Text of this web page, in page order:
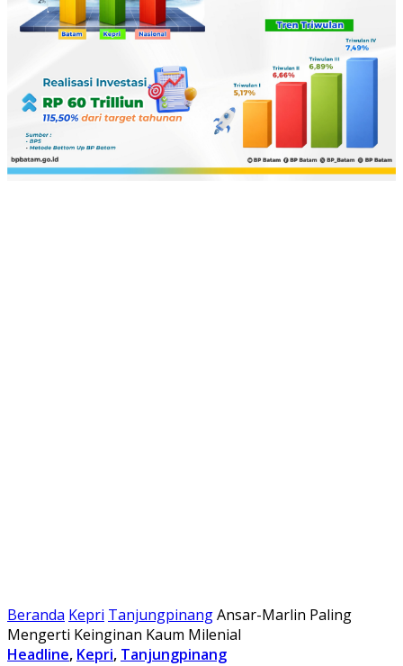
Beranda Kepri TanjungpinangAnsar-Marlin Paling
Mengerti Keinginan Kaum Milenial
Headline, Kepri, Tanjungpinang